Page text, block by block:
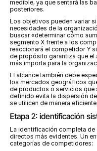
medible, ya que sentará las
posteriores.
Los objetivos pueden variar
necesidades de la
buscar «determinar cómo
segmento X frente a los
reaccionará el competidor Y
de propósito garantiza que el
más importa para la
El alcance también debe
los mercados geográficos
de productos o servicios que
definido evita la dispersión
se utilicen de manera eficiente.
Etapa 2: identificación
La identificación completa
directos más evidentes. Un
categorías de competidores: